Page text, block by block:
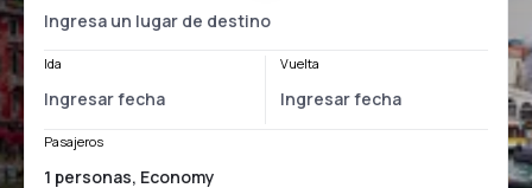
Ida Vuelta
Pasajeros